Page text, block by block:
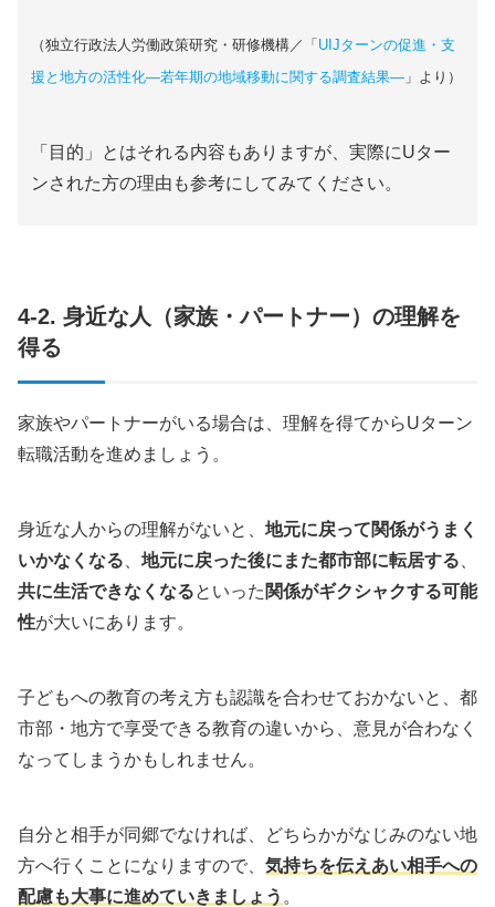
（独立行政法人労働政策研究・研修機構／「 UIJターンの促進・支
援と地方の活性化―若年期の地域移動に関する調査結果― 」より）
「目的」とはそれる内容もありますが、実際にUター
ンされた方の理由も参考にしてみてください。
4-2. 身近な人（家族・パートナー）の理解を
得る
家族やパートナーがいる場合は、理解を得てからUターン
転職活動を進めましょう。
身近な人からの理解がないと、 地元に戻って関係がうまく
いかなくなる
地元に戻った後にまた都市部に転居する
共に生活できなくなるといった 関係がギクシャクする可能
性が大いにあります。
子どもへの教育の考え方も認識を合わせておかないと、都
市部・地方で享受できる教育の違いから、意見が合わなく
なってしまうかもしれません。
自分と相手が同郷でなければ、どちらかがなじみのない地
方へ行くことになりますので、 気持ちを伝えあい相手への
配慮も大事に進めていきましょう 。